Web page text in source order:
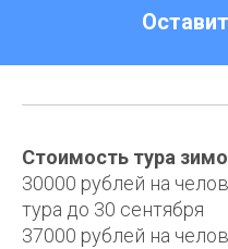
Стоимость тура
30000 рублей на
тура до 30 сентября
37000 рублей на